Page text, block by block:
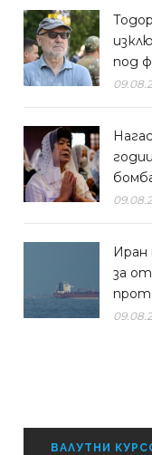
под
Иран
за
ВАЛУТНИ